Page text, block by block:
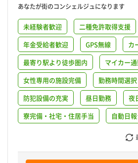
あなたが街のコンシェルジュになります
未経験者歓迎 二種免許取得支援
年金受給者歓迎
GPS無線
カ
最寄り駅より徒歩圏内
マイカー
女性専用の施設完備
勤務時間選択
防犯設備の充実
昼日勤務
夜
寮完備・社宅・住居手当
自動日